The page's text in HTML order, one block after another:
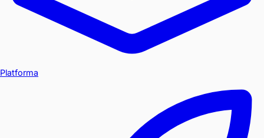
Platforma